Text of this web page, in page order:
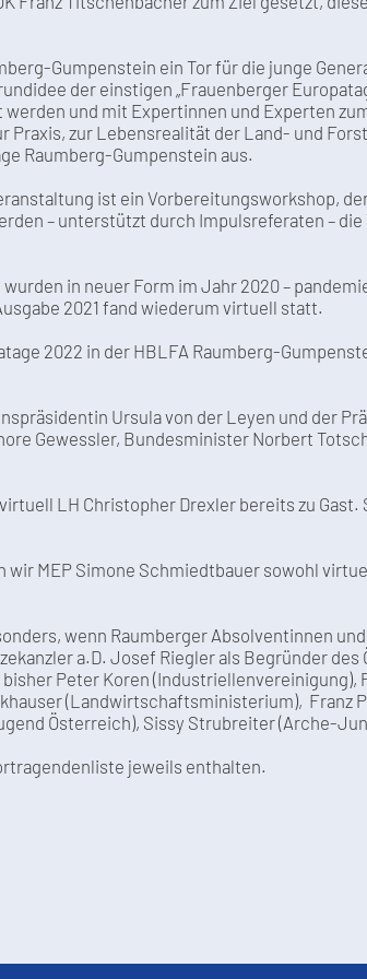
Gumpenstein ein Tor für die junge
der einstigen „Frauenberger
und mit Expertinnen und Experten
Praxis, zur Lebensrealität der Land- und
Raumberg-Gumpenstein aus.
ist ein Vorbereitungsworkshop,
– unterstützt durch Impulsreferaten –
in neuer Form im Jahr 2020 –
2021 fand wiederum virtuell statt.
2022 in der HBLFA Raumberg-
Ursula von der Leyen und der
Gewessler, Bundesminister Norbert
LH Christopher Drexler bereits zu
MEP Simone Schmiedtbauer sowohl
wenn Raumberger Absolventinnen
a.D. Josef Riegler als Begründer des
Peter Koren
(Landwirtschaftsministerium), Franz
Österreich), Sissy Strubreiter (Arche-
jeweils enthalten.